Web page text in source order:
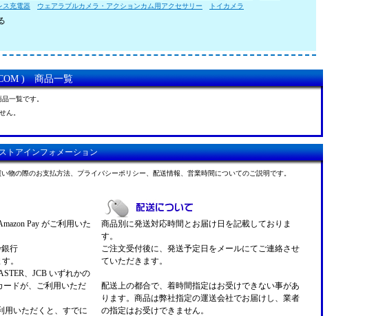
ス充電器 ウェアラブルカメラ・アクションカム用アクセサリー トイカメラ
) 商品一覧
一覧です。
ん。
トアインフォメーション
物の際のお支払方法、プライバシーポリシー、配送情報、営業時間についてのご説明です。
Pay がご利用いた
銀行
。
、JCB いずれかの
ードが、ご利用いただ
用いただくと、すでに
商品別に発送対応時間とお届け日を記載しておりま
す。
ご注文受付後に、発送予定日をメールにてご連絡させ
ていただきます。
配送上の都合で、着時間指定はお受けできない事があ
ります。商品は弊社指定の運送会社でお届けし、業者
の指定はお受けできません。